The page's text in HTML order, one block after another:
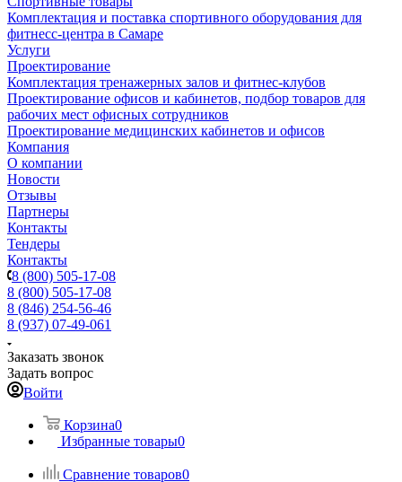
Комплектация и поставка спортивного оборудования для
фитнесс-центра в Самаре
Услуги
Проектирование
Комплектация тренажерных залов и фитнес-клубов
Проектирование офисов и кабинетов, подбор товаров для
рабочих мест офисных сотрудников
Проектирование медицинских кабинетов и офисов
Компания
О компании
Новости
Отзывы
Партнеры
Контакты
Тендеры
Контакты
8 (800) 505-17-08
8 (800) 505-17-08
8 (846) 254-56-46
8 (937) 07-49-061
Заказать звонок
Задать вопрос
Войти
Корзина0
Избранные товары0
Сравнение товаров0